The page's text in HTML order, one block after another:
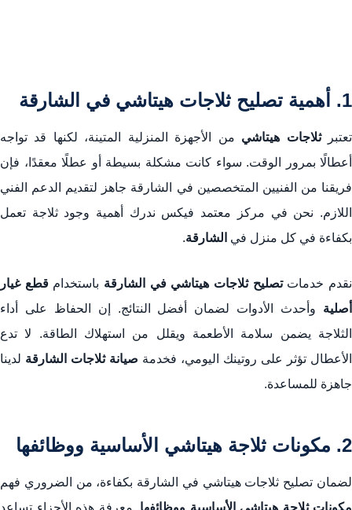
الخلاصة: الحفاظ على أداء ثلاجة هيتاشي في الشارقة
نخدم جميع مناطق الشارقة
الأسئلة الشائعة حول تصليح ثلاجات هيتاشي في الشارقة
1. أهمية تصليح ثلاجات هيتاشي في الشارقة
تعتبرثلاجات هيتاشي من الأجهزة المنزلية المتينة، لكنها قد تواجه
أعطالًا بمرور الوقت. سواء كانت مشكلة بسيطة أو عطلًا معقدًا، فإن
فريقنا من الفنيين المتخصصين في الشارقة جاهز لتقديم الدعم الفني
اللازم. نحن في مركز معتمد فيكس ندرك أهمية وجود ثلاجة تعمل
بكفاءة في كل منزل في الشارقة.
نقدم خدماتتصليح ثلاجات هيتاشي في الشارقة باستخدامقطع غيار
أصلية وأحدث الأدوات لضمان أفضل النتائج. إن الحفاظ على أداء
الثلاجة يضمن سلامة الأطعمة ويقلل من استهلاك الطاقة. لا تدع
الأعطال تؤثر على روتينك اليومي، فخدمة صيانة ثلاجات الشارقة لدينا
جاهزة للمساعدة.
2. مكونات ثلاجة هيتاشي الأساسية ووظائفها
لضمان تصليح ثلاجات هيتاشي في الشارقة بكفاءة، من الضروري فهم
مكونات ثلاجة هيتاشي الأساسية ووظائفها. معرفة هذه الأجزاء تساعد